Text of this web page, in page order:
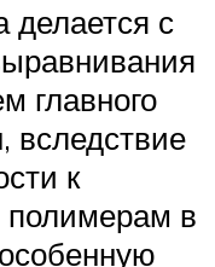
делается с
главного
вследствие
к
в